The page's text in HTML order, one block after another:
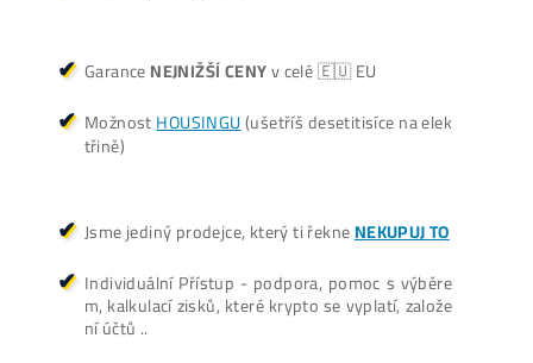
+421 949 691 788
Košík